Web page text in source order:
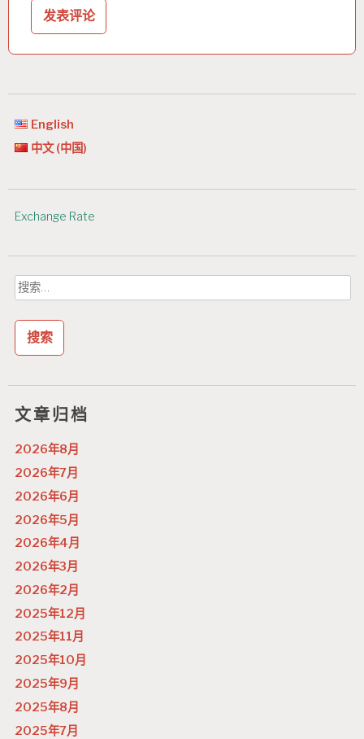
English
中文 (中国)
Exchange Rate
搜
索：
文章归档
2026年8月
2026年7月
2026年6月
2026年5月
2026年4月
2026年3月
2026年2月
2025年12月
2025年11月
2025年10月
2025年9月
2025年8月
2025年7月